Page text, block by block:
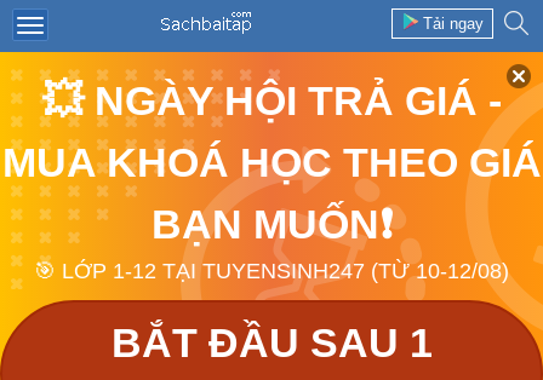
Tải ngay
💥 NGÀY HỘI TRẢ GIÁ -
MUA KHOÁ HỌC THEO GIÁ
BẠN MUỐN❗
🎯 LỚP 1-12 TẠI TUYENSINH247 (TỪ 10-12/08)
BẮT ĐẦU SAU 1